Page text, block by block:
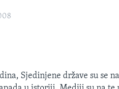
Sjedinjene države su se